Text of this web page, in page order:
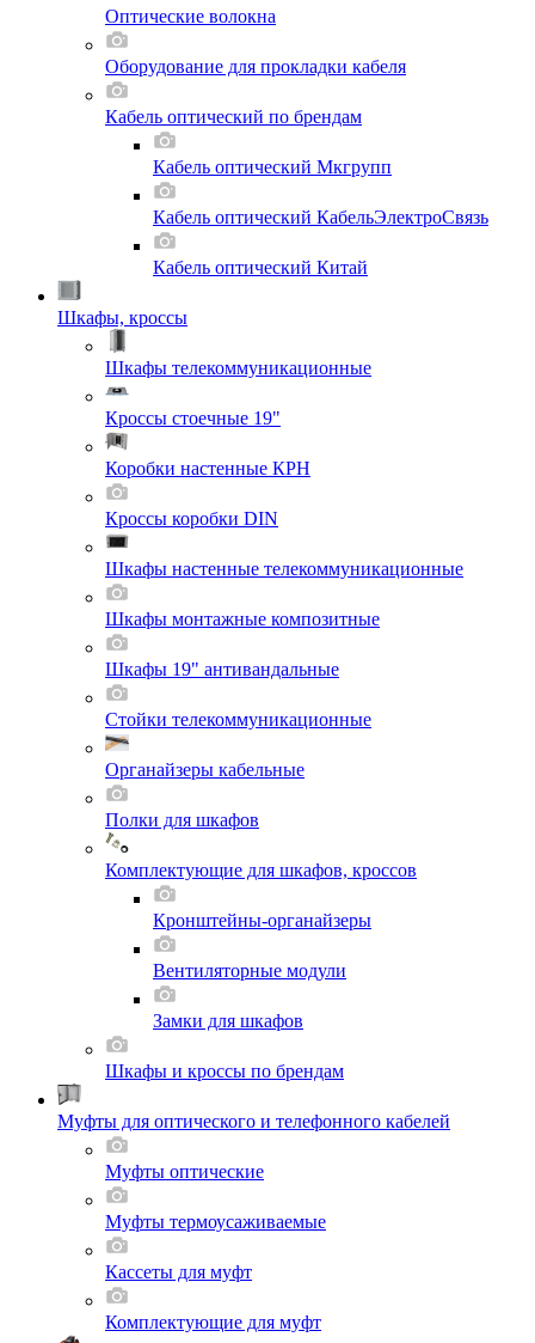
Оптические волокна
Оборудование для прокладки кабеля
Кабель оптический по брендам
Кабель оптический Мкгрупп
Кабель оптический КабельЭлектроСвязь
Кабель оптический Китай
Шкафы, кроссы
Шкафы телекоммуникационные
Кроссы стоечные 19"
Коробки настенные КРН
Кроссы коробки DIN
Шкафы настенные телекоммуникационные
Шкафы монтажные композитные
Шкафы 19" антивандальные
Стойки телекоммуникационные
Органайзеры кабельные
Полки для шкафов
Комплектующие для шкафов, кроссов
Кронштейны-органайзеры
Вентиляторные модули
Замки для шкафов
Шкафы и кроссы по брендам
Муфты для оптического и телефонного кабелей
Муфты оптические
Муфты термоусаживаемые
Кассеты для муфт
Комплектующие для муфт